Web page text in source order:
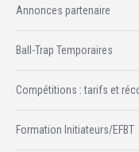
Annonces partenaire
Ball-Trap Temporaires
Compétitions : tarifs et
Formation Initiateurs/EFBT